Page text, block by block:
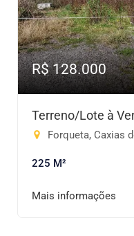
R$ 128.000
Terreno/Lote à
Forqueta, Caxias
225 M²
Mais informações